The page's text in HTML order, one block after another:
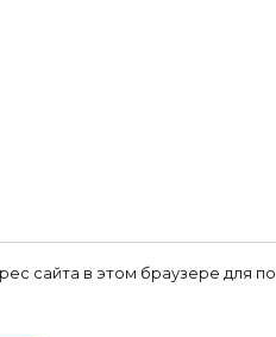
сайта в этом браузере для